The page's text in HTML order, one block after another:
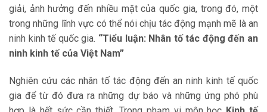
giải, ảnh hưởng đến nhiều mặt của quốc gia, trong đó, một
trong những lĩnh vực có thể nói chịu tác động mạnh mẽ là an
ninh kinh tế quốc gia. “Tiểu luận: Nhân tố tác động đến an
ninh kinh tế của Việt Nam”
Nghiên cứu các nhân tố tác động đến an ninh kinh tế quốc
gia để từ đó đưa ra những dự báo và những ứng phó phù